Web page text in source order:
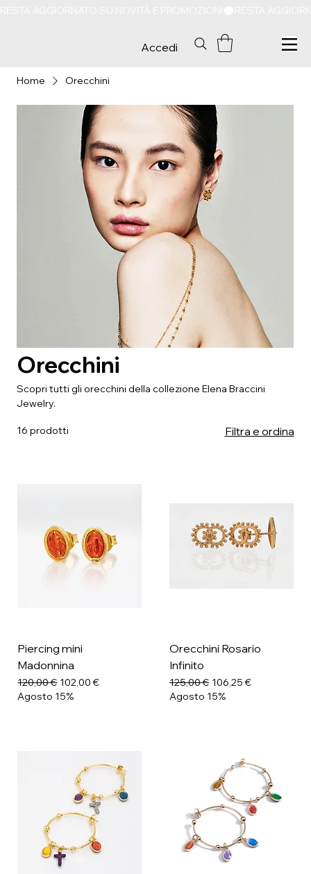
Accedi
Home Orecchini
Orecchini
Scopri tutti gli orecchini della collezione Elena Braccini
Jewelry.
16 prodotti Filtra e ordina
Piercing mini
Madonnina
Prezzo regolare
120,00 € Prezzo scontato
102,00 €
Agosto 15%
Orecchini Rosario
Infinito
Prezzo regolare
125,00 € Prezzo scontato
106,25 €
Agosto 15%